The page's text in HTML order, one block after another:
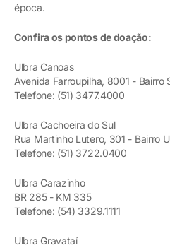
época.
Confira os pontos de doação:
Ulbra Canoas
Avenida Farroupilha, 8001 - Bairro
Telefone: (51) 3477.4000
Ulbra Cachoeira do Sul
Rua Martinho Lutero, 301 - Bairro
Telefone: (51) 3722.0400
Ulbra Carazinho
BR 285 - KM 335
Telefone: (54) 3329.1111
Ulbra Gravataí